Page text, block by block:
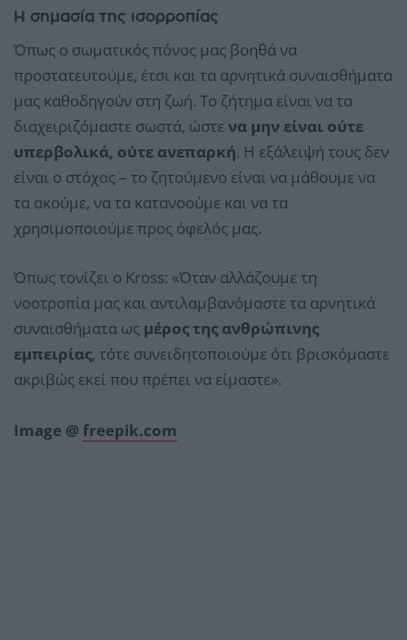
Η σημασία της ισορροπίας
Όπως ο σωματικός πόνος μας βοηθά να
προστατευτούμε, έτσι και τα αρνητικά συναισθήματα
μας καθοδηγούν στη ζωή. Το ζήτημα είναι να τα
διαχειριζόμαστε σωστά, ώστε να μην είναι ούτε
υπερβολικά, ούτε ανεπαρκή. Η εξάλειψή τους δεν
είναι ο στόχος – το ζητούμενο είναι να μάθουμε να
τα ακούμε, να τα κατανοούμε και να τα
χρησιμοποιούμε προς όφελός μας.
Όπως τονίζει ο Kross: «Όταν αλλάζουμε τη
νοοτροπία μας και αντιλαμβανόμαστε τα αρνητικά
συναισθήματα ως μέρος της ανθρώπινης
εμπειρίας, τότε συνειδητοποιούμε ότι βρισκόμαστε
ακριβώς εκεί που πρέπει να είμαστε».
Image @ freepik.com